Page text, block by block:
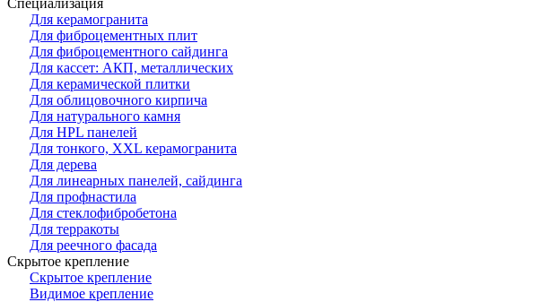
Специализация
Для керамогранита
Для фиброцементных плит
Для фиброцементного сайдинга
Для кассет: АКП, металлических
Для керамической плитки
Для облицовочного кирпича
Для натурального камня
Для HPL панелей
Для тонкого, XXL керамогранита
Для дерева
Для линеарных панелей, сайдинга
Для профнастила
Для стеклофибробетона
Для терракоты
Для реечного фасада
Скрытое крепление
Скрытое крепление
Видимое крепление